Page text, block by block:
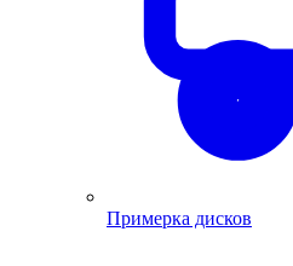
Примерка дисков